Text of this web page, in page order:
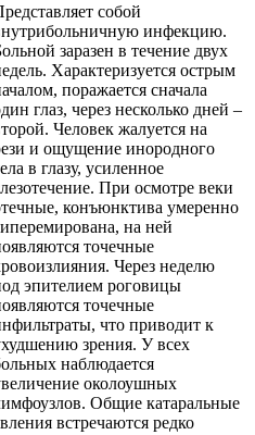
собой
инфекцию.
заразен в течение двух
Характеризуется острым
поражается сначала
глаз, через несколько дней –
Человек жалуется на
и ощущение инородного
в глазу, усиленное
При осмотре веки
конъюнктива умеренно
на ней
точечные
Через неделю
эпителием роговицы
точечные
что приводит к
зрения. У всех
наблюдается
околоушных
Общие катаральные
встречаются редко